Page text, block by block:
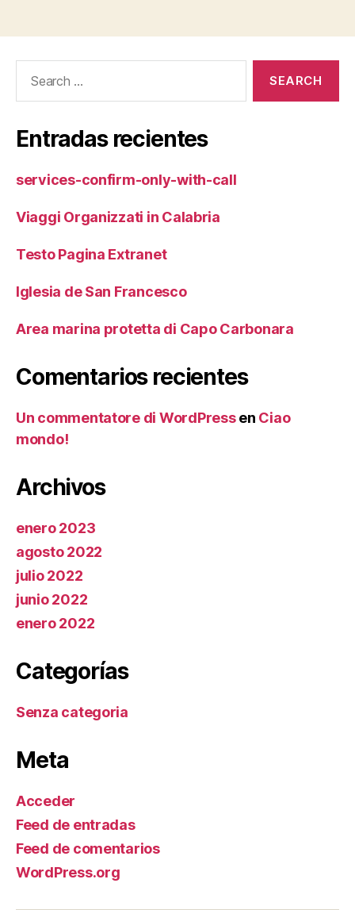
Entradas recientes
services-confirm-only-with-call
Viaggi Organizzati in Calabria
Testo Pagina Extranet
Iglesia de San Francesco
Area marina protetta di Capo Carbonara
Comentarios recientes
Un commentatore di WordPressen Ciao
mondo!
Archivos
enero 2023
agosto 2022
julio 2022
junio 2022
enero 2022
Categorías
Senza categoria
Meta
Acceder
Feed de entradas
Feed de comentarios
WordPress.org